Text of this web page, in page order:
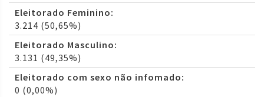
Eleitorado Feminino:
3.214 (50,65%)
Eleitorado Masculino:
3.131 (49,35%)
Eleitorado com sexo não infomado:
0 (0,00%)